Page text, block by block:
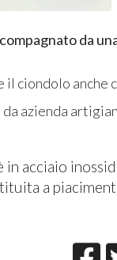
da
ciondolo anche
da azienda
in acciaio
a